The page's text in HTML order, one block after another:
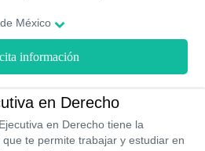
México
información
en Derecho
en Derecho tiene la
te permite trabajar y estudiar en